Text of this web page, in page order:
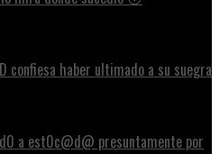
confiesa haber ultimado a su suegra
a est0c@d@ presuntamente por